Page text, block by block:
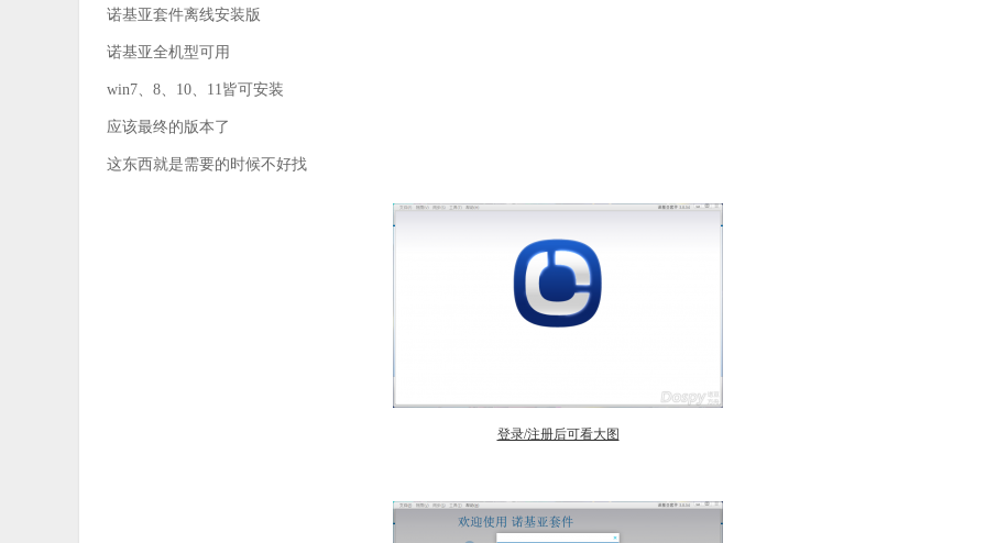
诺基亚套件离线安装版
诺基亚全机型可用
win7、8、10、11皆可安装
应该最终的版本了
这东西就是需要的时候不好找
登录/注册后可看大图